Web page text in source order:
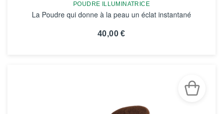
POUDRE ILLUMINATRICE
La Poudre qui donne à la peau un éclat instantané
40,00 €